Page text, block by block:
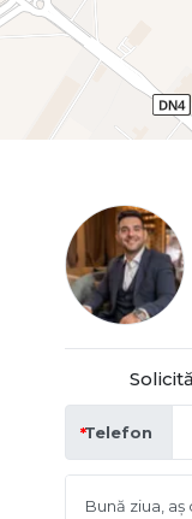
Telefon